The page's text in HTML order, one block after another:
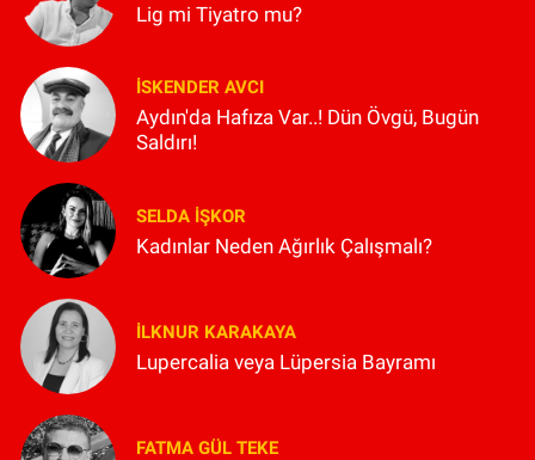
Lig mi Tiyatro mu?
İSKENDER AVCI
Aydın'da Hafıza Var..! Dün Övgü, Bugün
Saldırı!
SELDA İŞKOR
Kadınlar Neden Ağırlık Çalışmalı?
İLKNUR KARAKAYA
Lupercalia veya Lüpersia Bayramı
FATMA GÜL TEKE